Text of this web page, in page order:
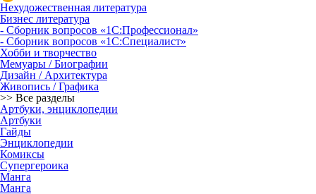
Нехудожественная литература
Бизнес литература
- Сборник вопросов «1С:Профессионал»
- Сборник вопросов «1С:Специалист»
Хобби и творчество
Мемуары / Биографии
Дизайн / Архитектура
Живопись / Графика
>> Все разделы
Артбуки, энциклопедии
Артбуки
Гайды
Энциклопедии
Комиксы
Супергероика
Манга
Манга